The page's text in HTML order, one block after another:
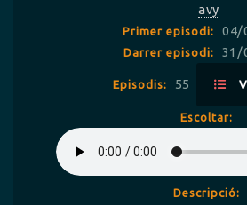
avy
Primer episodi: 04/
Darrer episodi: 31/
Episodis: 55
Escoltar:
Descripció: